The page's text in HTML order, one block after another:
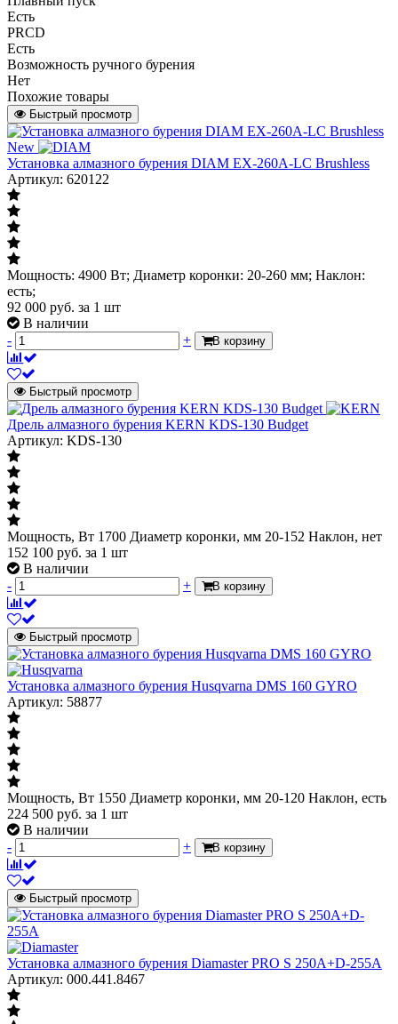
Есть
PRCD
Есть
Возможность ручного бурения
Нет
Похожие товары
Быстрый просмотр
New
Установка алмазного бурения DIAM EX-260A-LC Brushless
Артикул: 620122
Мощность: 4900 Вт; Диаметр коронки: 20-260 мм; Наклон:
есть;
92 000 руб. за 1 шт
В наличии
-
+ В корзину
Быстрый просмотр
Дрель алмазного бурения KERN KDS-130 Budget
Артикул: KDS-130
Мощность, Вт 1700 Диаметр коронки, мм 20-152 Наклон, нет
152 100 руб. за 1 шт
В наличии
-
+ В корзину
Быстрый просмотр
Установка алмазного бурения Husqvarna DMS 160 GYRO
Артикул: 58877
Мощность, Вт 1550 Диаметр коронки, мм 20-120 Наклон, есть
224 500 руб. за 1 шт
В наличии
-
+ В корзину
Быстрый просмотр
Установка алмазного бурения Diamaster PRO S 250А+D-255A
Артикул: 000.441.8467